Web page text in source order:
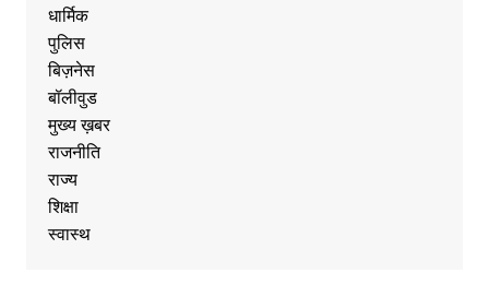
धार्मिक
पुलिस
बिज़नेस
बॉलीवुड
मुख्य ख़बर
राजनीति
राज्य
शिक्षा
स्वास्थ